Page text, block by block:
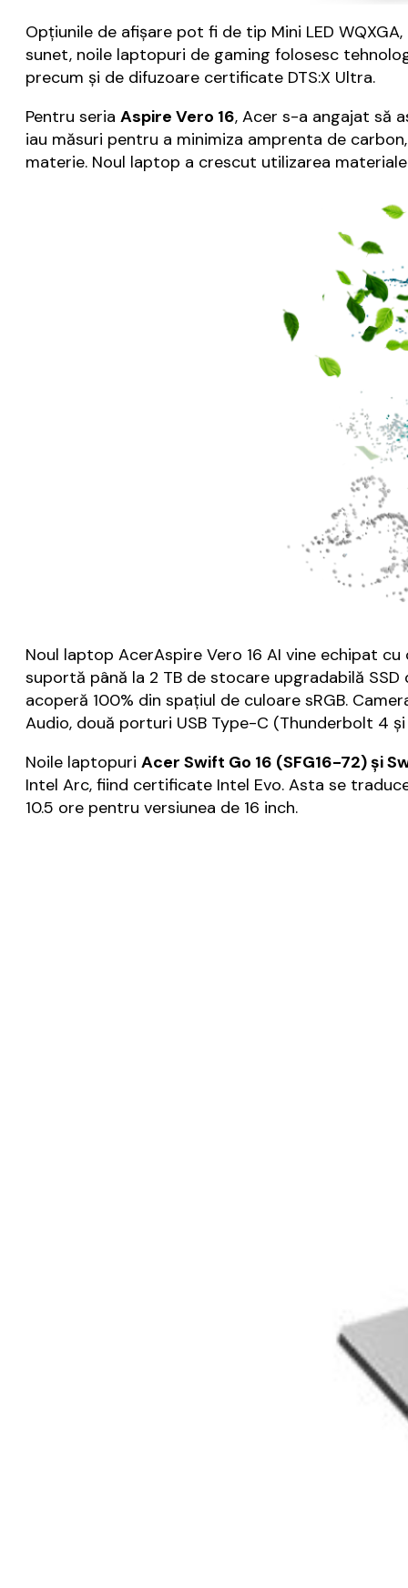
Opțiunile de afișare pot fi de tip Mini LED
sunet, noile laptopuri de gaming folosesc
precum și de difuzoare certificate DTS:X Ultra.
Pentru seria Aspire Vero 16, Acer s-a angajat să
iau măsuri pentru a minimiza amprenta de
materie. Noul laptop a crescut utilizarea
Noul laptop AcerAspire Vero 16 AI vine echipat
suportă până la 2 TB de stocare upgradabilă SSD
acoperă 100% din spațiul de culoare sRGB.
Audio, două porturi USB Type-C (Thunderbolt 4
Noile laptopuri Acer Swift Go 16 (SFG16-72) și
Intel Arc, fiind certificate Intel Evo. Asta se
10.5 ore pentru versiunea de 16 inch.